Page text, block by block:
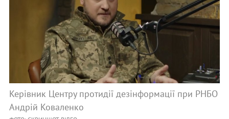
Керівник Центру протидії дезінформації при РНБО
Андрій Коваленко